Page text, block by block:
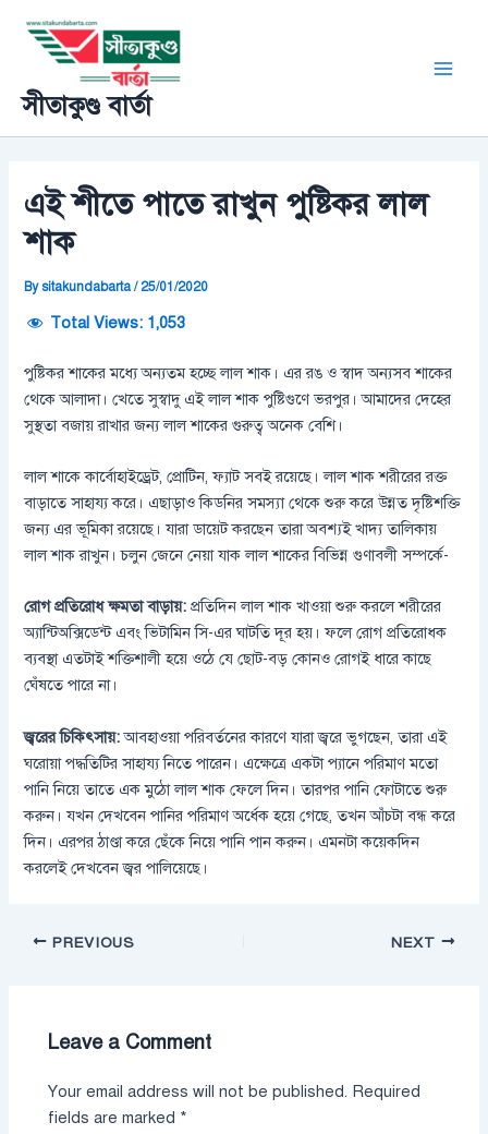
content
সীতাকুণ্ড বার্তা
এই শীতে পাতে রাখুন পুষ্টিকর লাল
শাক
Bysitakundabarta/ 25/01/2020
Total Views: 1,053
পুষ্টিকর শাকের মধ্যে অন্যতম হচ্ছে লাল শাক। এর রঙ ও স্বাদ অন্যসব শাকের
থেকে আলাদা। খেতে সুস্বাদু এই লাল শাক পুষ্টিগুণে ভরপুর। আমাদের দেহের
সুস্থতা বজায় রাখার জন্য লাল শাকের গুরুত্ব অনেক বেশি।
লাল শাকে কার্বোহাইড্রেট, প্রোটিন, ফ্যাট সবই রয়েছে। লাল শাক শরীরের রক্ত
বাড়াতে সাহায্য করে। এছাড়াও কিডনির সমস্যা থেকে শুরু করে উন্নত দৃষ্টিশক্তি
জন্য এর ভূমিকা রয়েছে। যারা ডায়েট করছেন তারা অবশ্যই খাদ্য তালিকায়
লাল শাক রাখুন। চলুন জেনে নেয়া যাক লাল শাকের বিভিন্ন গুণাবলী সম্পর্কে-
রোগ প্রতিরোধ ক্ষমতা বাড়ায়: প্রতিদিন লাল শাক খাওয়া শুরু করলে শরীরের
অ্যান্টিঅক্সিডেন্ট এবং ভিটামিন সি-এর ঘাটতি দূর হয়। ফলে রোগ প্রতিরোধক
ব্যবস্থা এতটাই শক্তিশালী হয়ে ওঠে যে ছোট-বড় কোনও রোগই ধারে কাছে
ঘেঁষতে পারে না।
জ্বরের চিকিৎসায়:আবহাওয়া পরিবর্তনের কারণে যারা জ্বরে ভুগছেন, তারা এই
ঘরোয়া পদ্ধতিটির সাহায্য নিতে পারেন। এক্ষেত্রে একটা প্যানে পরিমাণ মতো
পানি নিয়ে তাতে এক মুঠো লাল শাক ফেলে দিন। তারপর পানি ফোটাতে শুরু
করুন। যখন দেখবেন পানির পরিমাণ অর্ধেক হয়ে গেছে, তখন আঁচটা বন্ধ করে
দিন। এরপর ঠাণ্ডা করে ছেঁকে নিয়ে পানি পান করুন। এমনটা কয়েকদিন
করলেই দেখবেন জ্বর পালিয়েছে।
navigation
PREVIOUS NEXT
Leave a Comment
Your email address will not be published. Required
fields are marked *